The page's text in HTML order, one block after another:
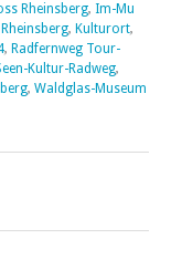
Rheinsberg, Im-Mu
, Kulturort,
, Radfernweg Tour-
Kultur-Radweg,
, Waldglas-Museum